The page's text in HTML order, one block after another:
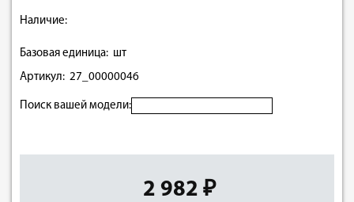
Наличие:
Базовая единица: шт
Артикул: 27_00000046
Поиск вашей модели:
2 982 ₽